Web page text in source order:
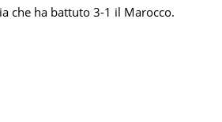
che ha battuto 3-1 il Marocco.